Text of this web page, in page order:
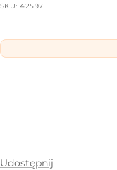
SKU:42597
Udostępnij